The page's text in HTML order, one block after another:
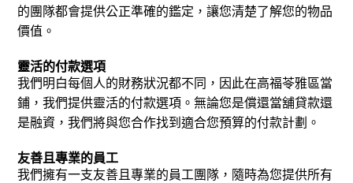
的團隊都會提供公正準確的鑑定，讓您清楚了解您的物品
價值。
靈活的付款選項
我們明白每個人的財務狀況都不同，因此在高福苓雅區當
鋪，我們提供靈活的付款選項。無論您是償還當舖貸款還
是融資，我們將與您合作找到適合您預算的付款計劃。
友善且專業的員工
我們擁有一支友善且專業的員工團隊，隨時為您提供所有